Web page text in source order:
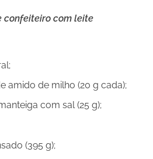
confeiteiro com leite
amido de milho (20 g cada);
com sal (25 g);
(395 g);